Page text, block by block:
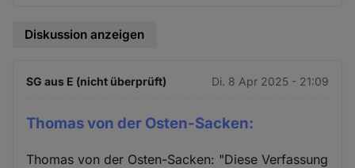
Diskussion anzeigen
SG aus E (nicht überprüft) Di. 8 Apr 2025 - 21:09
Thomas von der Osten-Sacken:
Thomas von der Osten-Sacken: "Diese Verfassung